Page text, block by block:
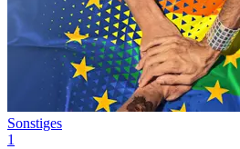
Sonstiges
1